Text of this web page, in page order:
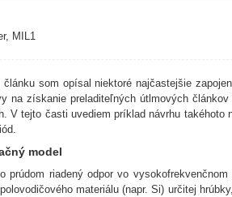
MIL1
som opísal niektoré najčastejšie
na získanie preladiteľných útlmových
V tejto časti uvediem príklad návrhu takéhoto
model
prúdom riadený odpor vo
materiálu (napr. Si) určitej